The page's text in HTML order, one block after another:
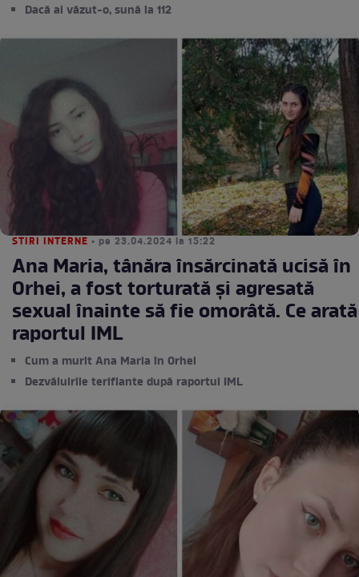
Dacă ai văzut-o, sună la 112
STIRI INTERNE • pe 23.04.2024 la 15:22
Ana Maria, tânăra însărcinată ucisă în
Orhei, a fost torturată și agresată
sexual înainte să fie omorâtă. Ce arată
raportul IML
Cum a murit Ana Maria în Orhei
Dezvăluirile terifiante după raportul IML